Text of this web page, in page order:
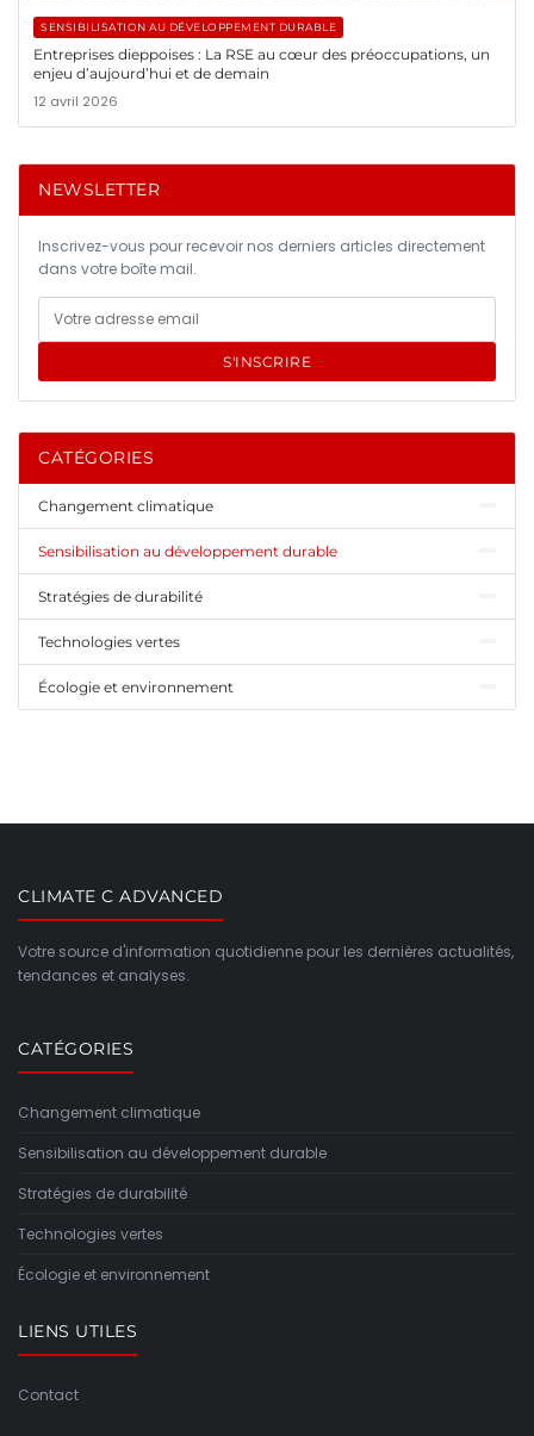
SENSIBILISATION AU DÉVELOPPEMENT DURABLE
Entreprises dieppoises : La RSE au cœur des préoccupations, un
enjeu d’aujourd’hui et de demain
12 avril 2026
NEWSLETTER
Inscrivez-vous pour recevoir nos derniers articles directement
dans votre boîte mail.
S'INSCRIRE
CATÉGORIES
Changement climatique
Sensibilisation au développement durable
Stratégies de durabilité
Technologies vertes
Écologie et environnement
CLIMATE C ADVANCED
Votre source d'information quotidienne pour les dernières actualités,
tendances et analyses.
CATÉGORIES
Changement climatique
Sensibilisation au développement durable
Stratégies de durabilité
Technologies vertes
Écologie et environnement
LIENS UTILES
Contact